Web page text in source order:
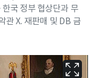
국 정부 협상단과 무
관 X. 재판매 및 DB 금